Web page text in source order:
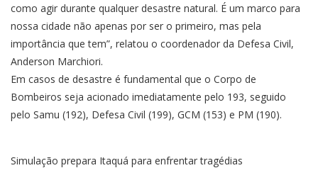
como agir durante qualquer desastre natural. É um marco para
nossa cidade não apenas por ser o primeiro, mas pela
importância que tem”, relatou o coordenador da Defesa Civil,
Anderson Marchiori.
Em casos de desastre é fundamental que o Corpo de
Bombeiros seja acionado imediatamente pelo 193, seguido
pelo Samu (192), Defesa Civil (199), GCM (153) e PM (190).
Simulação prepara Itaquá para enfrentar tragédias